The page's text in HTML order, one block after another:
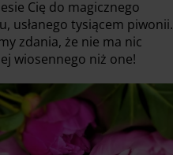
Cię do magicznego
usłanego tysiącem piwonii.
zdania, że nie ma nic
wiosennego niż one!